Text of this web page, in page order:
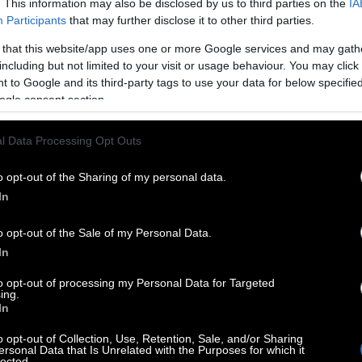
This information may also be disclosed by us to third parties on the
Participants that may further disclose it to other third parties.
this website/app uses one or more Google services and may
but not limited to your visit or usage behaviour. You may
to Google and its third-party tags to use your data for below
consent section.
Data Processing Opt Outs
opt-out of the Sharing of my personal data.
opt-out of the Sale of my Personal Data.
opt-out of processing my Personal Data for Targeted
opt-out of Collection, Use, Retention, Sale, and/or Sharing
Data that Is Unrelated with the Purposes for which it
πρόκειται για έναν αντι-ήρωα, αφού δε
και δεν τον διαπνέει καμία ανάγκη
και παντελώς ανθρώπινος.
συμπληρωθεί από μια εξίσου αξιαγάπητη
παύει να είναι μια περιπέτεια
ένα buddy movie όπου οι «Φύλακες του
μελοδραματική σοβαροφάνεια του έπους